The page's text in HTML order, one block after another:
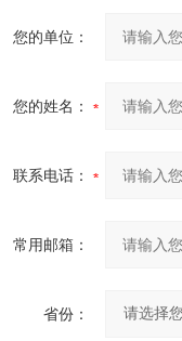
您的单位：
您的姓名：
联系电话：
常用邮箱：
省份：